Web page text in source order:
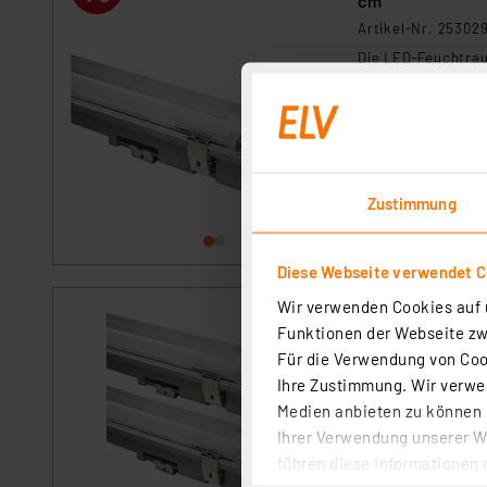
Zustimmung
Diese Webseite verwendet
Wir verwenden Cookies
Funktionen der Webseite
Für die Verwendung von
Ihre Zustimmung. Wir
Medien anbieten zu
Ihrer Verwendung unserer
führen diese Informationen
Artikel-Nr. 253029
Die LED-
Blulaxa 2er-Set
K, IP65, 150 cm
Artikel-Nr. 254006
Garagen,
Betriebszeit,
strapazierfähig